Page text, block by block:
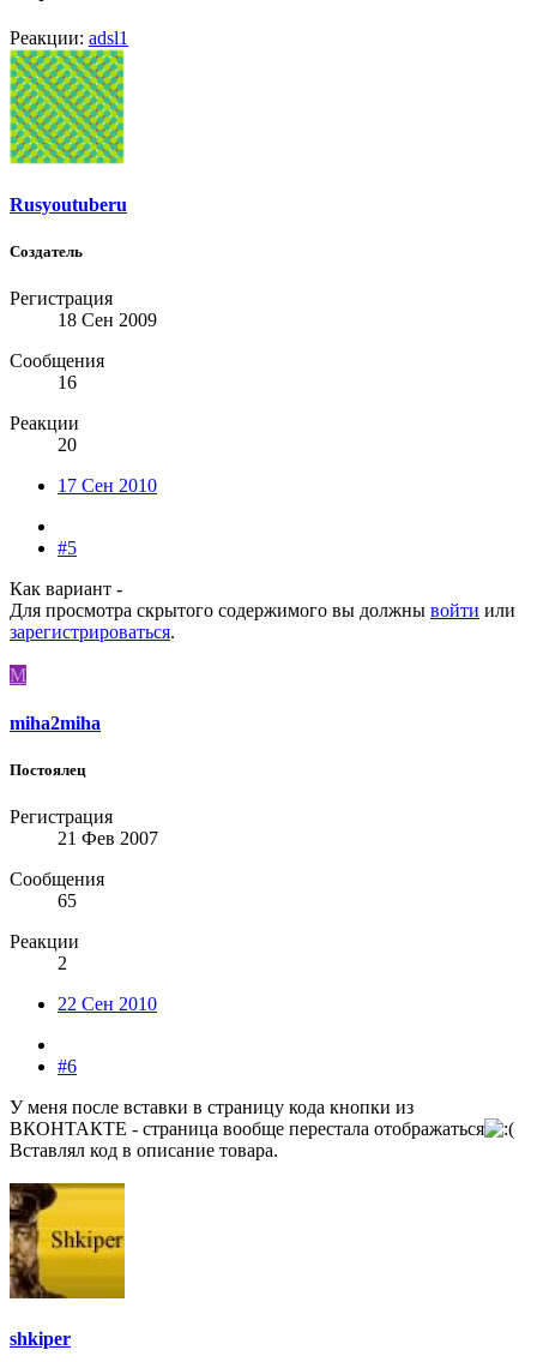
Реакции: adsl1
Rusyoutuberu
Создатель
Регистрация
18 Сен 2009
Сообщения
16
Реакции
20
17 Сен 2010
#5
Как вариант -
Для просмотра скрытого содержимого вы должны войти или
зарегистрироваться.
M
miha2miha
Постоялец
Регистрация
21 Фев 2007
Сообщения
65
Реакции
2
22 Сен 2010
#6
У меня после вставки в страницу кода кнопки из
ВКОНТАКТЕ - страница вообще перестала отображаться
Вставлял код в описание товара.
shkiper